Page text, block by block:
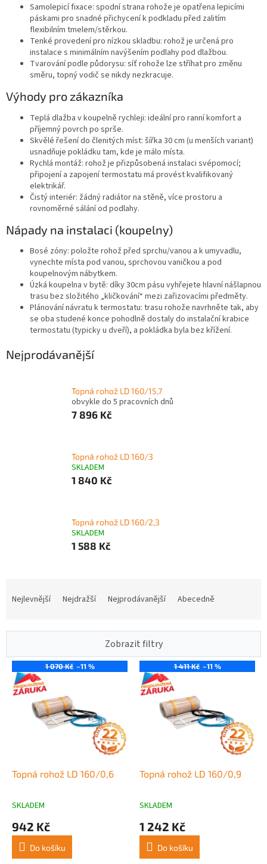
Samolepicí fixace: spodní strana rohože je opatřena lepicími
páskami pro snadné přichycení k podkladu před zalitím
flexibilním tmelem/stěrkou.
Tenké provedení pro nízkou skladbu: rohož je určená pro
instalace s minimálním navýšením podlahy pod dlažbou.
Tvarování podle půdorysu: síť rohože lze stříhat pro změnu
směru, topný vodič se nikdy nezkracuje.
Výhody pro zákazníka
Teplá dlažba v koupelně rychleji: ideální pro ranní komfort a
příjemný povrch po sprše.
Skvělé řešení do členitých míst: šířka 30 cm (u menších variant)
usnadňuje pokládku tam, kde je málo místa.
Rychlá montáž: rohož je přizpůsobená instalaci svépomocí;
připojení a zapojení termostatu má provést kvalifikovaný
elektrikář.
Čistý interiér: žádný radiátor na stěně, více prostoru a
rovnoměrné sálání od podlahy.
Nápady na instalaci (koupelny)
Bosé zóny: položte rohož před sprchu/vanou a k umyvadlu,
vynechte místa pod vanou, sprchovou vaničkou a pod
koupelnovým nábytkem.
Úzká koupelna v bytě: díky 30cm pásu vyhřejete hlavní nášlapnou
trasu bez složitého „kličkování“ mezi zařizovacími předměty.
Plánování návratu k termostatu: trasu rohože navrhněte tak, aby
se oba studené konce pohodlně dostaly do instalační krabice
termostatu (typicky u dveří), a pokládka byla bez křížení.
Nejprodávanější
Topná rohož LD 160/15,7
obvykle do 5 pracovních dnů
7 896 Kč
Topná rohož LD 160/3
SKLADEM
1 840 Kč
Topná rohož LD 160/2,3
SKLADEM
1 588 Kč
p
Nejlevnější Nejdražší Nejprodávanější Abecedně
Zobrazit filtry
V
1 070 Kč –11 %
Topná rohož LD 160/0,6
SKLADEM
942 Kč
Do košíku
1 411 Kč –11 %
Topná rohož LD 160/0,9
SKLADEM
1 242 Kč
Do košíku